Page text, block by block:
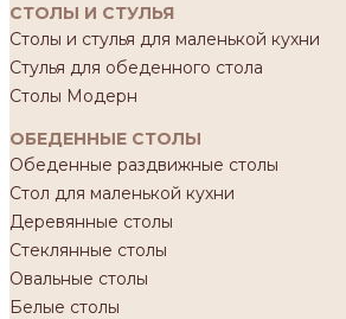
СТОЛЫ И СТУЛЬЯ
Столы и стулья для маленькой кухни
Стулья для обеденного стола
Столы Модерн
ОБЕДЕННЫЕ СТОЛЫ
Обеденные раздвижные столы
Стол для маленькой кухни
Деревянные столы
Стеклянные столы
Овальные столы
Белые столы